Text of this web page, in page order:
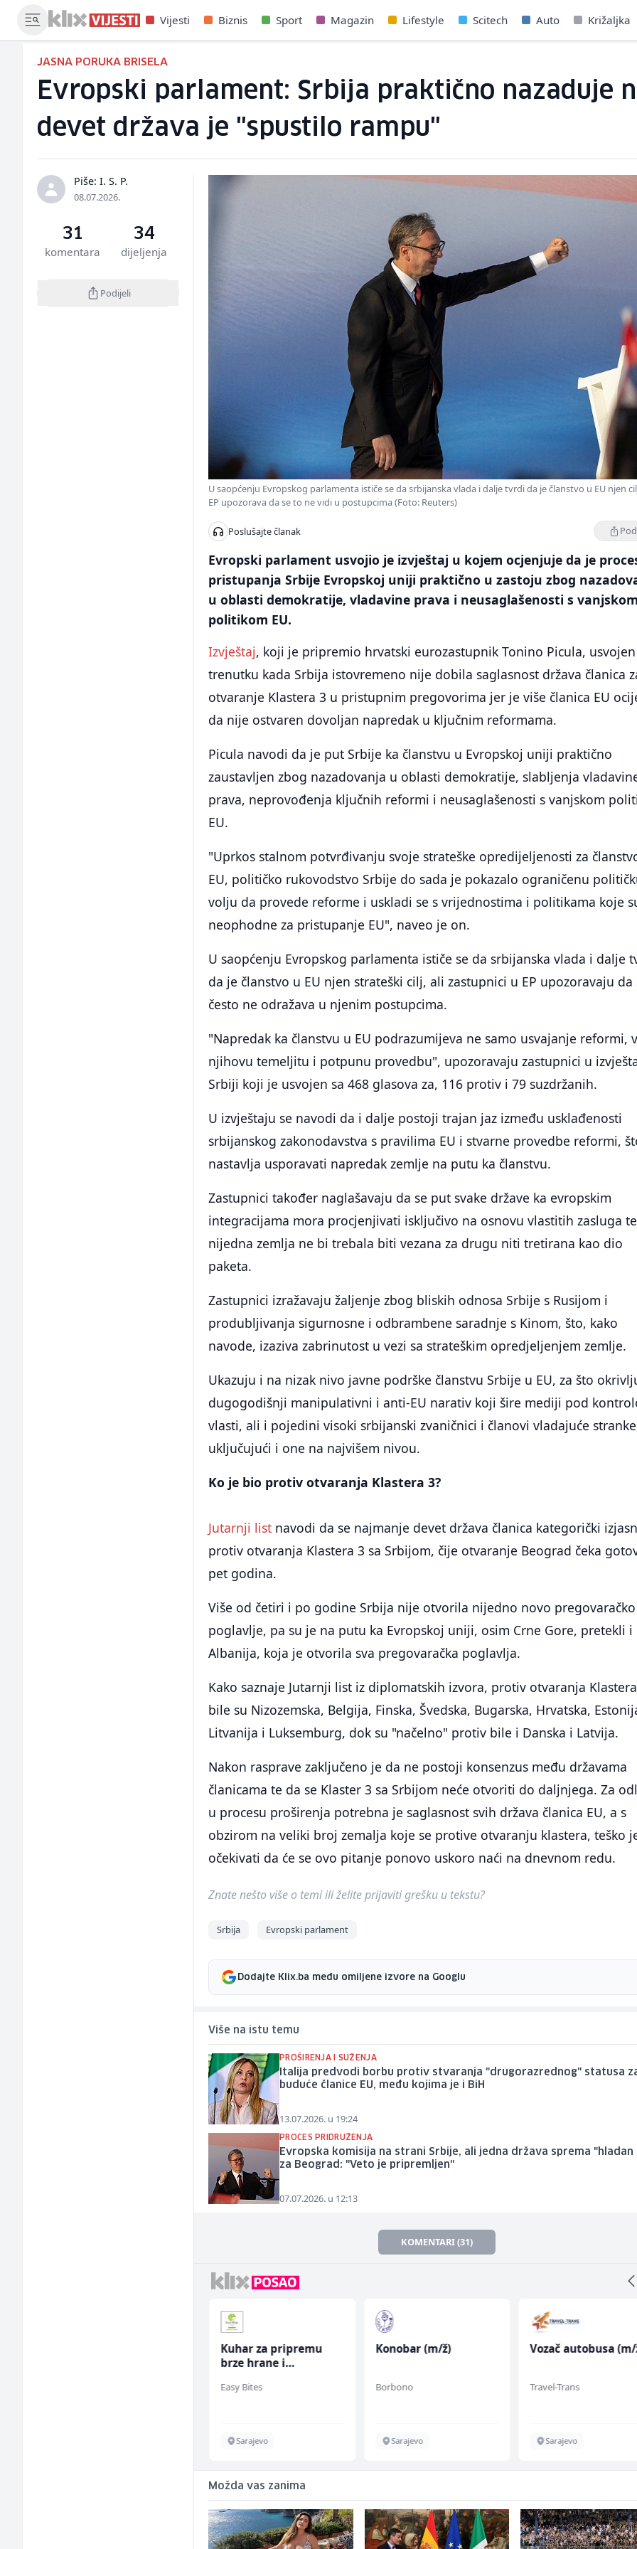
Vijesti Biznis Sport Magazin Lifestyle Scitech Auto Križaljka
JASNA PORUKA BRISELA
Evropski parlament: Srbija praktično nazaduje
devet država je "spustilo rampu"
Piše: I. S. P.
08.07.2026.
31
komentara
34
dijeljenja
Podijeli
U saopćenju Evropskog parlamenta ističe se da srbijanska vlada i dalje tvrdi da je članstvo u EU njen
EP upozorava da se to ne vidi u postupcima (Foto: Reuters)
Poslušajte članak
Evropski parlament usvojio je izvještaj u kojem ocjenjuje da je
pristupanja Srbije Evropskoj uniji praktično u zastoju zbog
u oblasti demokratije, vladavine prava i neusaglašenosti s vanjskom
politikom EU.
Izvještaj, koji je pripremio hrvatski eurozastupnik Tonino Picula,
trenutku kada Srbija istovremeno nije dobila saglasnost država članica
otvaranje Klastera 3 u pristupnim pregovorima jer je više članica EU
da nije ostvaren dovoljan napredak u ključnim reformama.
Picula navodi da je put Srbije ka članstvu u Evropskoj uniji praktično
zaustavljen zbog nazadovanja u oblasti demokratije, slabljenja
prava, neprovođenja ključnih reformi i neusaglašenosti s vanjskom
EU.
"Uprkos stalnom potvrđivanju svoje strateške opredijeljenosti za
EU, političko rukovodstvo Srbije do sada je pokazalo ograničenu
volju da provede reforme i uskladi se s vrijednostima i politikama koje
neophodne za pristupanje EU", naveo je on.
U saopćenju Evropskog parlamenta ističe se da srbijanska vlada i dalje
da je članstvo u EU njen strateški cilj, ali zastupnici u EP upozoravaju da
često ne odražava u njenim postupcima.
"Napredak ka članstvu u EU podrazumijeva ne samo usvajanje reformi,
njihovu temeljitu i potpunu provedbu", upozoravaju zastupnici u
Srbiji koji je usvojen sa 468 glasova za, 116 protiv i 79 suzdržanih.
U izvještaju se navodi da i dalje postoji trajan jaz između usklađenosti
srbijanskog zakonodavstva s pravilima EU i stvarne provedbe reformi,
nastavlja usporavati napredak zemlje na putu ka članstvu.
Zastupnici također naglašavaju da se put svake države ka evropskim
integracijama mora procjenjivati isključivo na osnovu vlastitih zasluga
nijedna zemlja ne bi trebala biti vezana za drugu niti tretirana kao dio
paketa.
Zastupnici izražavaju žaljenje zbog bliskih odnosa Srbije s Rusijom i
produbljivanja sigurnosne i odbrambene saradnje s Kinom, što, kako
navode, izaziva zabrinutost u vezi sa strateškim opredjeljenjem zemlje.
Ukazuju i na nizak nivo javne podrške članstvu Srbije u EU, za što
dugogodišnji manipulativni i anti-EU narativ koji šire mediji pod
vlasti, ali i pojedini visoki srbijanski zvaničnici i članovi vladajuće
uključujući i one na najvišem nivou.
Ko je bio protiv otvaranja Klastera 3?
Jutarnji list navodi da se najmanje devet država članica kategorički
protiv otvaranja Klastera 3 sa Srbijom, čije otvaranje Beograd čeka
pet godina.
Više od četiri i po godine Srbija nije otvorila nijedno novo pregovaračko
poglavlje, pa su je na putu ka Evropskoj uniji, osim Crne Gore, pretekli i
Albanija, koja je otvorila sva pregovaračka poglavlja.
Kako saznaje Jutarnji list iz diplomatskih izvora, protiv otvaranja
bile su Nizozemska, Belgija, Finska, Švedska, Bugarska, Hrvatska,
Litvanija i Luksemburg, dok su "načelno" protiv bile i Danska i Latvija.
Nakon rasprave zaključeno je da ne postoji konsenzus među državama
članicama te da se Klaster 3 sa Srbijom neće otvoriti do daljnjega. Za
u procesu proširenja potrebna je saglasnost svih država članica EU, a s
obzirom na veliki broj zemalja koje se protive otvaranju klastera, teško
očekivati da će se ovo pitanje ponovo uskoro naći na dnevnom redu.
Znate nešto više o temi ili želite prijaviti grešku u tekstu?
Srbija Evropski parlament
Dodajte Klix.ba među omiljene izvore na Googlu
Više na istu temu
PROŠIRENJA I SUŽENJA
Italija predvodi borbu protiv stvaranja "drugorazrednog" statusa
buduće članice EU, među kojima je i BiH
13.07.2026. u 19:24
PROCES PRIDRUŽENJA
Evropska komisija na strani Srbije, ali jedna država sprema "hladan
za Beograd: "Veto je pripremljen"
07.07.2026. u 12:13
KOMENTARI (31)
Kuhar za pripremu
brze hrane i
ž)
Easy Bites
Sarajevo
Konobar (m/ž)
Borbono
Sarajevo
Vozač autobusa
Travel-Trans
Sarajevo
Možda vas zanima